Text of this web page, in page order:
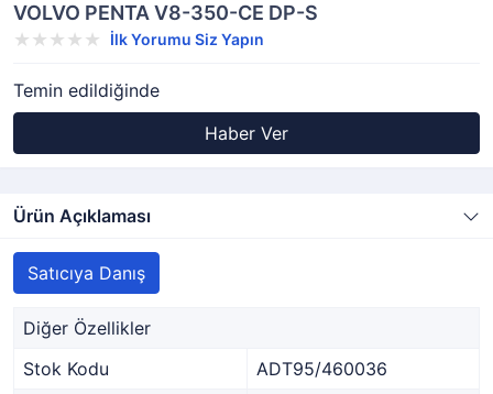
VOLVO PENTA V8-350-CE DP-S
İlk Yorumu Siz Yapın
Temin edildiğinde
Haber Ver
Ürün Açıklaması
Satıcıya Danış
Diğer Özellikler
Stok Kodu
ADT95/460036